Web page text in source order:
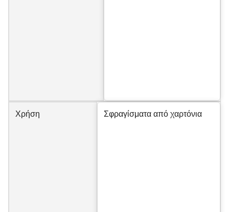
Χρήση Σφραγίσματα από χαρτόνια